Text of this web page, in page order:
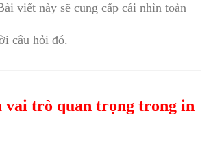
viết này sẽ cung cấp cái nhìn toàn
câu hỏi đó.
vai trò quan trọng trong in